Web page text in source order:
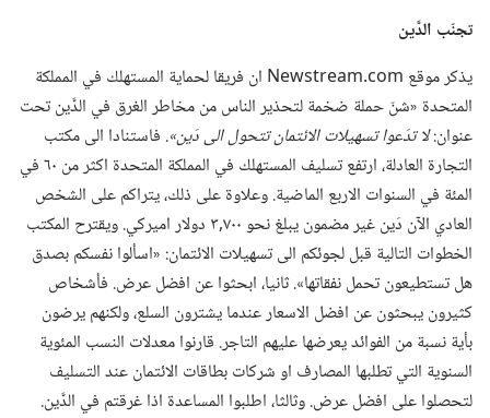
تجنّب الدَّين
يذكر موقع Newstream.‎com ان فريقا لحماية المستهلك في المملكة
المتحدة «شنّ حملة ضخمة لتحذير الناس من مخاطر الغرق في الدَّين تحت
عنوان:‏لا تدَعوا تسهيلات الائتمان تتحول الى دَين».‏ فاستنادا الى مكتب
التجارة العادلة،‏ ارتفع تسليف المستهلك في المملكة المتحدة اكثر من ٦٠ في
المئة في السنوات الاربع الماضية.‏ وعلاوة على ذلك،‏ يتراكم على الشخص
العادي الآن دَين غير مضمون يبلغ نحو ٧٠٠‏,٣ دولار اميركي.‏ ويقترح المكتب
الخطوات التالية قبل لجوئكم الى تسهيلات الائتمان:‏ «اسألوا نفسكم بصدق
هل تستطيعون تحمل نفقاتها».‏ ثانيا،‏ ابحثوا عن افضل عرض.‏ فأشخاص
كثيرون يبحثون عن افضل الاسعار عندما يشترون السلع،‏ ولكنهم يرضون
بأية نسبة من الفوائد يعرضها عليهم التاجر.‏ قارنوا معدلات النسب المئوية
السنوية التي تطلبها المصارف او شركات بطاقات الائتمان عند التسليف
لتحصلوا على افضل عرض.‏ وثالثا،‏ اطلبوا المساعدة اذا غرقتم في الدَّين.‏